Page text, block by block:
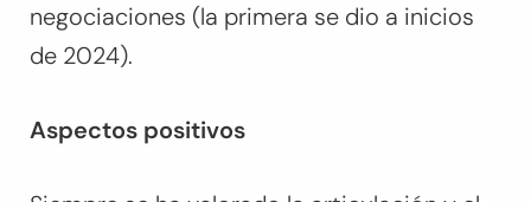
negociaciones (la primera se dio a inicios
de 2024).
Aspectos positivos